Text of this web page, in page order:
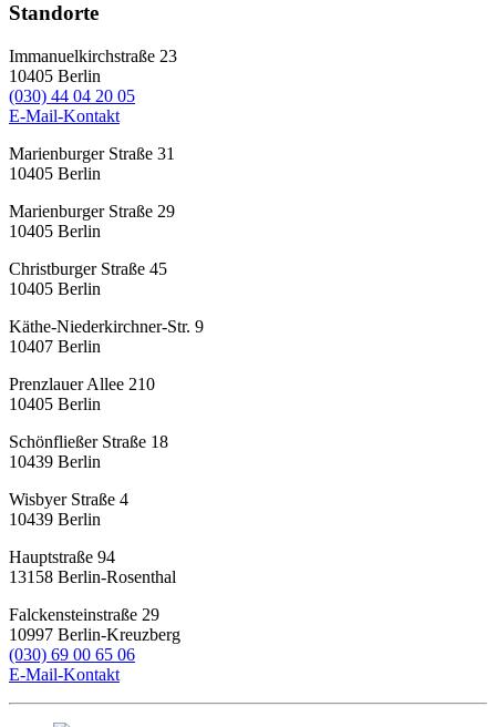
Standorte
Immanuelkirchstraße 23
10405 Berlin
(030) 44 04 20 05
E-Mail-Kontakt
Marienburger Straße 31
10405 Berlin
Marienburger Straße 29
10405 Berlin
Christburger Straße 45
10405 Berlin
Käthe-Niederkirchner-Str. 9
10407 Berlin
Prenzlauer Allee 210
10405 Berlin
Schönfließer Straße 18
10439 Berlin
Wisbyer Straße 4
10439 Berlin
Hauptstraße 94
13158 Berlin-Rosenthal
Falckensteinstraße 29
10997 Berlin-Kreuzberg
(030) 69 00 65 06
E-Mail-Kontakt